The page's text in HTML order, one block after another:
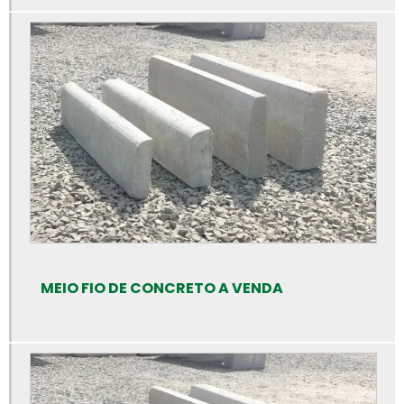
Bloquete para calçada preço
Bloquete para calçada
Bloquete para calçamento
Bloquete de cimento para calçada
Bloquete de concreto para calçada
Bloquete intertravado de concreto
Bloquetes para calçamento preço
Bloquetes de concreto para piso
Calha de concreto preço
Calhas de concreto
MEIO FIO DE CONCRETO A VENDA